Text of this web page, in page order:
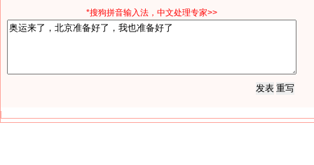
*搜狗拼音输入法，中文处理专家>>